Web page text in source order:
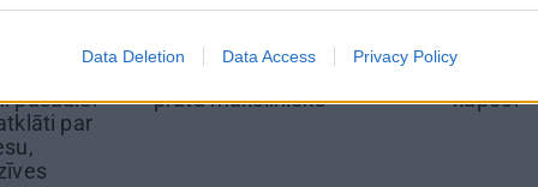
Data Deletion Data Access Privacy Policy
DEKO DISKUSIJAS
Cik maksā dizainers un
– kāpēc?
diena